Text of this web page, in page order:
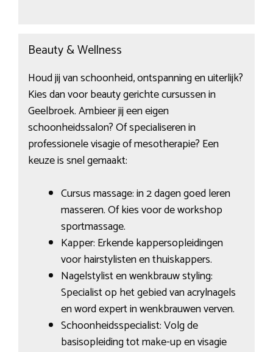
Beauty & Wellness
Houd jij van schoonheid, ontspanning en uiterlijk?
Kies dan voor beauty gerichte cursussen in
Geelbroek. Ambieer jij een eigen
schoonheidssalon? Of specialiseren in
professionele visagie of mesotherapie? Een
keuze is snel gemaakt:
Cursus massage: in 2 dagen goed leren
masseren. Of kies voor de workshop
sportmassage.
Kapper: Erkende kappersopleidingen
voor hairstylisten en thuiskappers.
Nagelstylist en wenkbrauw styling:
Specialist op het gebied van acrylnagels
en word expert in wenkbrauwen verven.
Schoonheidsspecialist: Volg de
basisopleiding tot make-up en visagie